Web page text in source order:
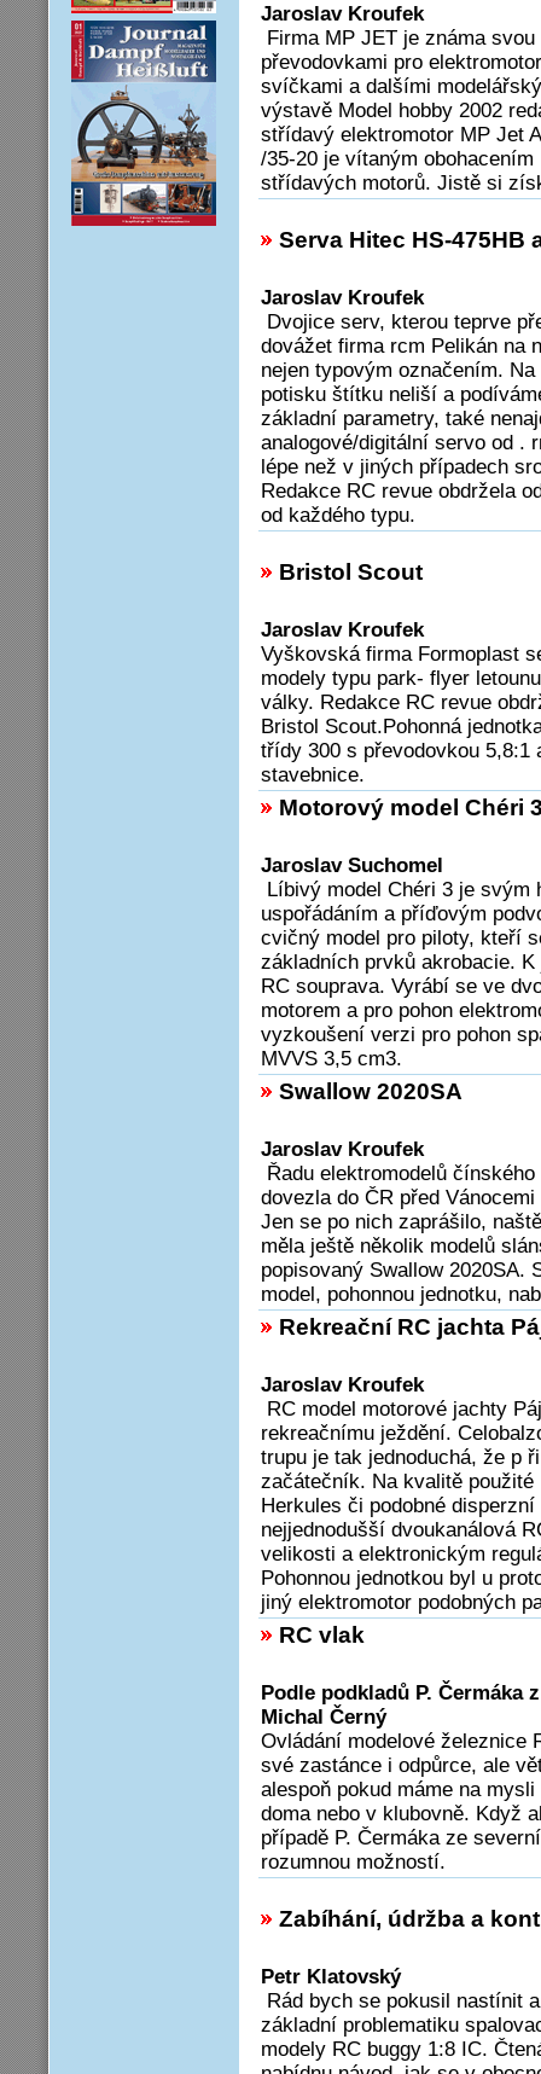
Jaroslav Kroufek
Firma MP JET je známa
převodovkami pro
svíčkami a dalšími
výstavě Model hobby 2002
střídavý elektromotor MP Jet
/35-20 je vítaným
střídavých motorů. Jistě si
Serva Hitec HS-475HB
Jaroslav Kroufek
Dvojice serv, kterou teprve
dovážet firma rcm Pelikán na
nejen typovým označením.
potisku štítku neliší a
základní parametry, také
analogové/digitální servo od .
lépe než v jiných případech
Redakce RC revue obdržela
od každého typu.
Bristol Scout
Jaroslav Kroufek
Vyškovská firma Formoplast
modely typu park- flyer
války. Redakce RC revue
Bristol Scout.Pohonná
třídy 300 s převodovkou 5,8:1
stavebnice.
Motorový model Chéri
Jaroslav Suchomel
Líbivý model Chéri 3 je svým
uspořádáním a příďovým
cvičný model pro piloty, kteří
základních prvků akrobacie.
RC souprava. Vyrábí se ve
motorem a pro pohon
vyzkoušení verzi pro pohon
MVVS 3,5 cm3.
Swallow 2020SA
Jaroslav Kroufek
Řadu elektromodelů
dovezla do ČR před
Jen se po nich zaprášilo,
měla ještě několik modelů
popisovaný Swallow 2020SA.
model, pohonnou jednotku,
Rekreační RC jachta
Jaroslav Kroufek
RC model motorové jachty
rekreačnímu ježdění.
trupu je tak jednoduchá, že p
začátečník. Na kvalitě
Herkules či podobné
nejjednodušší dvoukanálová
velikosti a elektronickým
Pohonnou jednotkou byl u
jiný elektromotor podobných
RC vlak
Podle podkladů P. Čermáka
Michal Černý
Ovládání modelové železnice
své zastánce i odpůrce, ale
alespoň pokud máme na
doma nebo v klubovně. Když
případě P. Čermáka ze
rozumnou možností.
Zabíhání, údržba a
Petr Klatovský
Rád bych se pokusil nastínit
základní problematiku
modely RC buggy 1:8 IC.